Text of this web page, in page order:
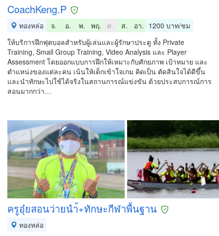
CoachKeng.P
ทองหล่อ จ. อ. พ. พฤ. ศ. ส. อา. 1200 บาท/ชม
ให้บริการฝึกฟุตบอลสำหรับผู้เล่นและผู้รักษาประตู ทั้ง Private
Training, Small Group Training, Video Analysis และ Player
Assessment โดยออกแบบการฝึกให้เหมาะกับศักยภาพ เป้าหมาย และ
ตำแหน่งของแต่ละคน เน้นให้เด็กเข้าใจเกม คิดเป็น ตัดสินใจได้ดีขึ้น
และนำทักษะไปใช้ได้จริงในสถานการณ์แข่งขัน ด้วยประสบการณ์การ
สอนมากกว่า…
ครูอุ๋ยสอนว่ายนำ้+ทักษะกีฬาพื้นฐาน
ทองหล่อ